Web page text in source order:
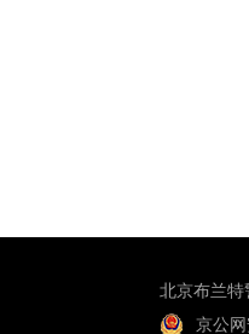
北京布兰特
京公